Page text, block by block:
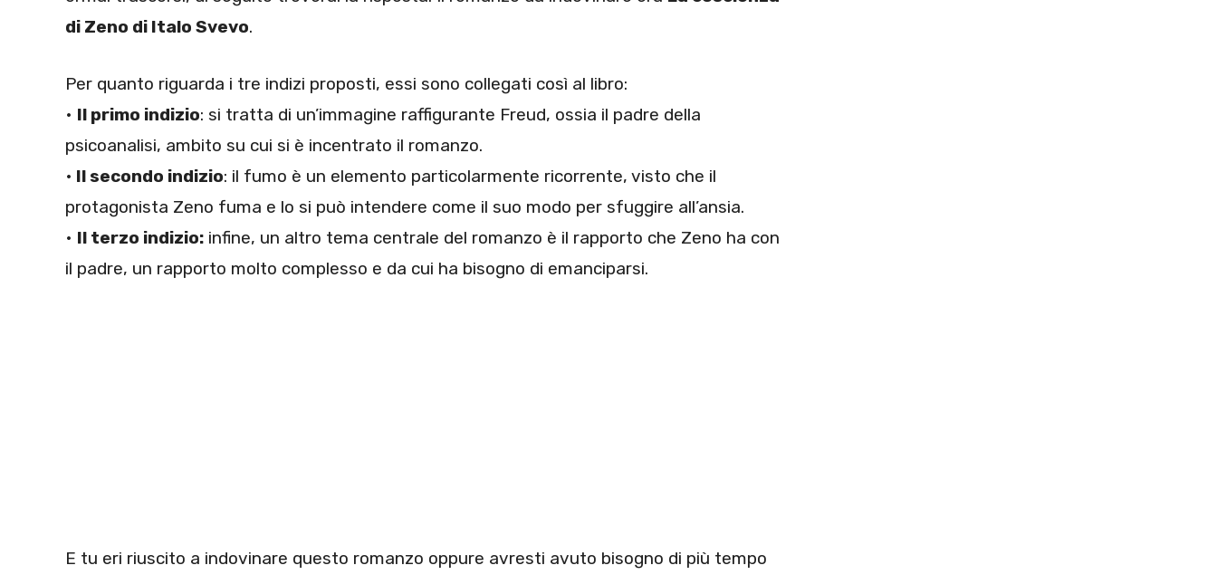
di Zeno di Italo Svevo.
Per quanto riguarda i tre indizi proposti, essi sono collegati così al libro:
• Il primo indizio: si tratta di un’immagine raffigurante Freud, ossia il padre della
psicoanalisi, ambito su cui si è incentrato il romanzo.
• Il secondo indizio: il fumo è un elemento particolarmente ricorrente, visto che il
protagonista Zeno fuma e lo si può intendere come il suo modo per sfuggire all’ansia.
• Il terzo indizio: infine, un altro tema centrale del romanzo è il rapporto che Zeno ha con
il padre, un rapporto molto complesso e da cui ha bisogno di emanciparsi.
E tu eri riuscito a indovinare questo romanzo oppure avresti avuto bisogno di più tempo